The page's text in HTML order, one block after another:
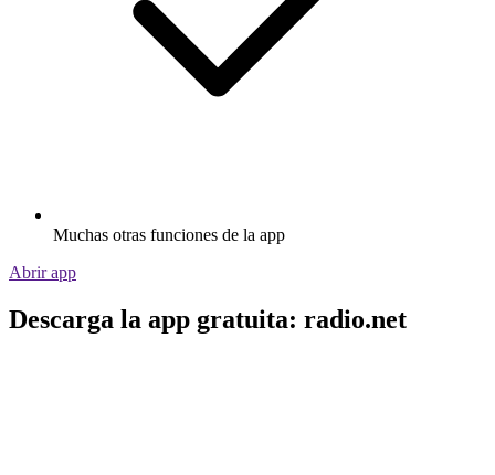
Muchas otras funciones de la app
Abrir app
Descarga la app gratuita: radio.net